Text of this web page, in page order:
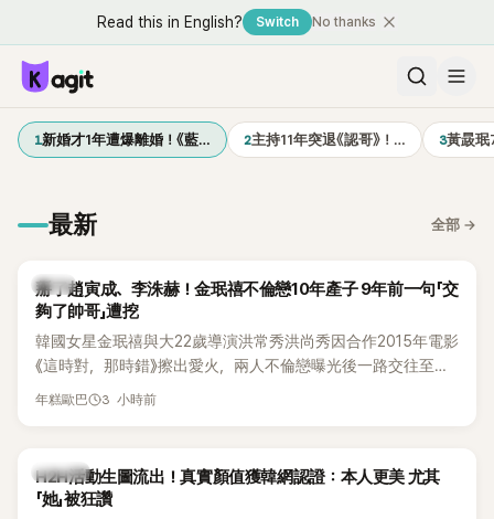
Read this in English? Switch No thanks
1新婚才1年遭爆離婚！《藍… 2主持11年突退《認哥》！… 3黃晸
最新 全部 →
韓星
掰了趙寅成、李洙赫！金珉禧不倫戀10年產子 9年前一句「交
夠了帥哥」遭挖
韓國女星金珉禧與大22歲導演洪常秀洪尚秀因合作2015年電影
《這時對，那時錯》擦出愛火，兩人不倫戀曝光後一路交往至
今，戀情已持續近10年，並於去年迎來兩人的兒子。金珉禧也
首度以演員身分復出。不過，新片尚未上映，她9年前電影中的
一句台詞卻突然被韓網翻出，意外再度掀起熱議。
年糕歐巴 3 小時前
K-POP
H2H活動生圖流出！真實顏值獲韓網認證：本人更美 尤其
「她」被狂讚